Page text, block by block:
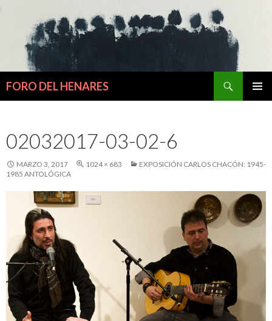
FORO DEL HENARES
02032017-03-02-6
MARZO 3, 2017 1024 × 683
EXPOSICIÓN CARLOS CHACÓN: 1945-
1985 ANTOLÓGICA